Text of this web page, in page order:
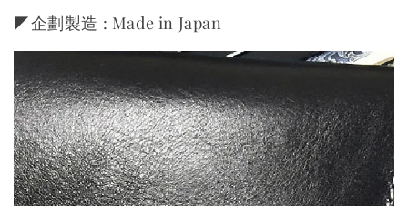
◤企劃製造 : Made in Japan